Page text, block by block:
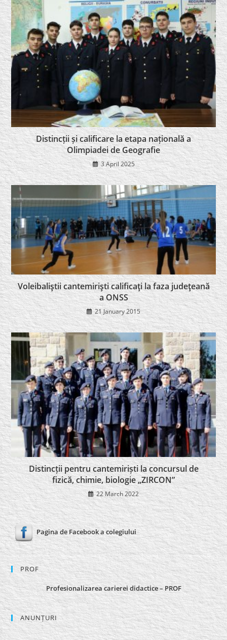
Distincții și calificare la etapa națională a
Olimpiadei de Geografie
3 April 2025
Voleibaliştii cantemirişti calificaţi la faza judeţeană
a ONSS
21 January 2015
Distincții pentru cantemiriști la concursul de
fizică, chimie, biologie „ZIRCON”
22 March 2022
Pagina de Facebook a colegiului
PROF
Profesionalizarea carierei didactice – PROF
ANUNȚURI